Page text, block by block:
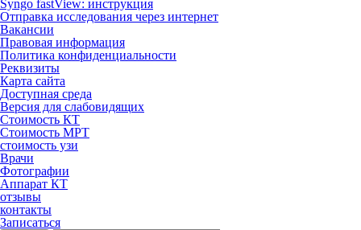
Syngo fastView: инструкция
Отправка исследования через интернет
Вакансии
Правовая информация
Политика конфиденциальности
Реквизиты
Карта сайта
Доступная среда
Версия для слабовидящих
Стоимость КТ
Стоимость МРТ
стоимость узи
Врачи
Фотографии
Аппарат КТ
отзывы
контакты
Записаться